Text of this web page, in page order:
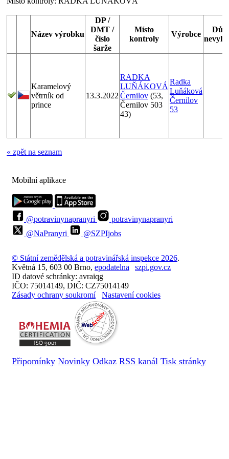
Název výrobku
DP /
DMT /
číslo
šarže
Místo
kontroly
Výrobce
Karamelový
větrník od
prince
13.3.2022
RADKA
LUŇÁKOVÁ
Černilov (53,
Černilov 503
43)
Radka
Luňáková
Černilov
53
« zpět na seznam
Mobilní aplikace
@potravinynapranyri
potravinynapranyri
@NaPranyri
@SZPIjobs
© Státní zemědělská a potravinářská inspekce 2026.
Květná 15, 603 00 Brno, epodatelna
szpi.gov.cz
ID datové schránky: avraiqg
IČO: 75014149, DIČ: CZ75014149
Zásady ochrany soukromí
Nastavení cookies
Připomínky Novinky Odkaz RSS kanál Tisk stránky